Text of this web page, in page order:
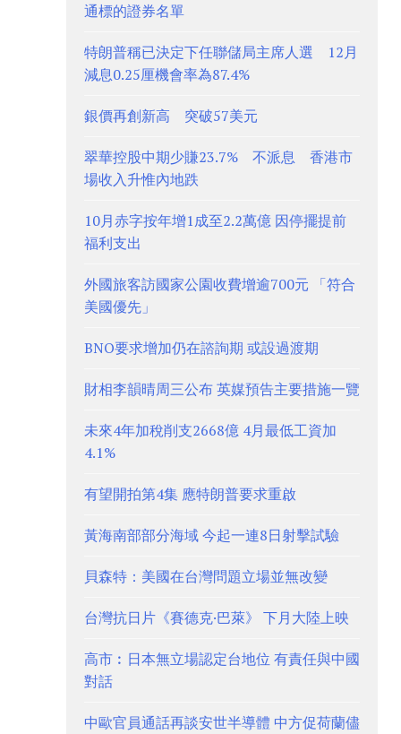
通標的證券名單
特朗普稱已決定下任聯儲局主席人選 12月
減息0.25厘機會率為87.4%
銀價再創新高 突破57美元
翠華控股中期少賺23.7% 不派息 香港市
場收入升惟內地跌
10月赤字按年增1成至2.2萬億 因停擺提前
福利支出
外國旅客訪國家公園收費增逾700元 「符合
美國優先」
BNO要求增加仍在諮詢期 或設過渡期
財相李韻晴周三公布 英媒預告主要措施一覽
未來4年加稅削支2668億 4月最低工資加
4.1%
有望開拍第4集 應特朗普要求重啟
黃海南部部分海域 今起一連8日射擊試驗
貝森特：美國在台灣問題立場並無改變
台灣抗日片《賽德克·巴萊》 下月大陸上映
高市︰日本無立場認定台地位 有責任與中國
對話
中歐官員通話再談安世半導體 中方促荷蘭儘